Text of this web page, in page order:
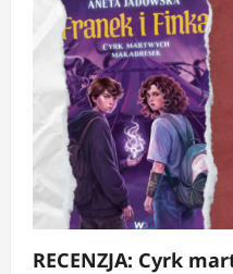
RECENZJA: Cyrk